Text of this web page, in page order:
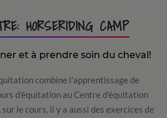
HORSERIDING CAMP
et à prendre soin du cheval!
combine l'apprentissage de
d'équitation au Centre d'équitation
le cours, il y a aussi des exercices de